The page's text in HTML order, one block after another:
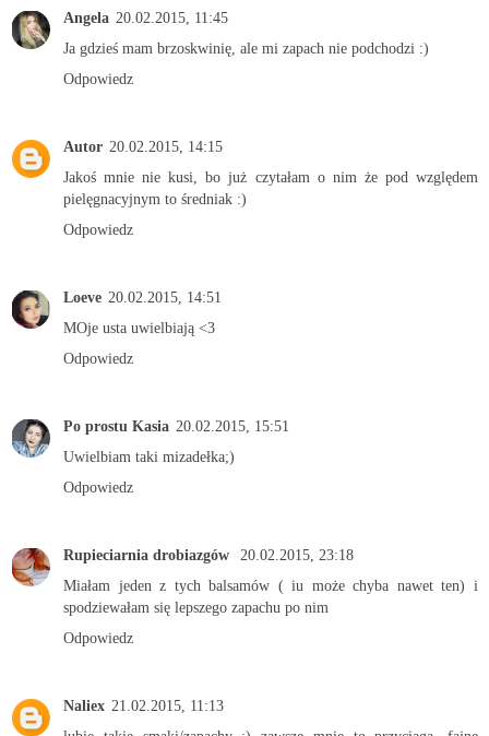
Angela 20.02.2015, 11:45
Ja gdzieś mam brzoskwinię, ale mi zapach nie podchodzi :)
Odpowiedz
Autor 20.02.2015, 14:15
Jakoś mnie nie kusi, bo już czytałam o nim że pod względem
pielęgnacyjnym to średniak :)
Odpowiedz
Loeve 20.02.2015, 14:51
MOje usta uwielbiają <3
Odpowiedz
Po prostu Kasia 20.02.2015, 15:51
Uwielbiam taki mizadełka;)
Odpowiedz
Rupieciarnia drobiazgów
20.02.2015, 23:18
Miałam jeden z tych balsamów ( iu może chyba nawet ten) i
spodziewałam się lepszego zapachu po nim
Odpowiedz
Naliex 21.02.2015, 11:13